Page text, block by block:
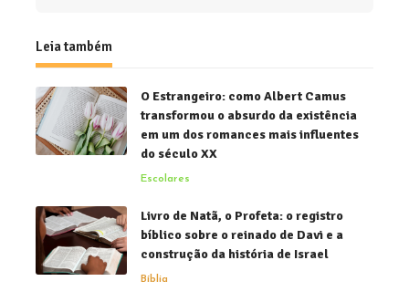
Leia também
O Estrangeiro: como Albert Camus
transformou o absurdo da existência
em um dos romances mais influentes
do século XX
Escolares
Livro de Natã, o Profeta: o registro
bíblico sobre o reinado de Davi e a
construção da história de Israel
Bíblia